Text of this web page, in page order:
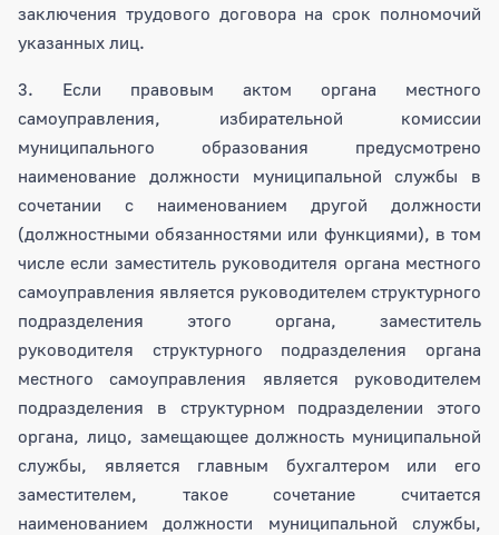
заключения трудового договора на срок полномочий
указанных лиц.
3. Если правовым актом органа местного
самоуправления, избирательной комиссии
муниципального образования предусмотрено
наименование должности муниципальной службы в
сочетании с наименованием другой должности
(должностными обязанностями или функциями), в том
числе если заместитель руководителя органа местного
самоуправления является руководителем структурного
подразделения этого органа, заместитель
руководителя структурного подразделения органа
местного самоуправления является руководителем
подразделения в структурном подразделении этого
органа, лицо, замещающее должность муниципальной
службы, является главным бухгалтером или его
заместителем, такое сочетание считается
наименованием должности муниципальной службы,